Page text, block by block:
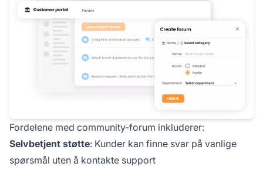
Fordelene med community-forum inkluderer:
Selvbetjent støtte: Kunder kan finne svar på vanlige
spørsmål uten å kontakte support